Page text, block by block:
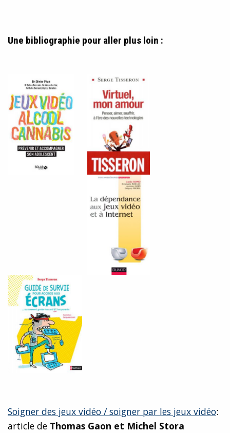
Une bibliographie pour aller plus loin :
Soigner des jeux vidéo / soigner par les jeux vidéo:
article de Thomas Gaon et Michel Stora